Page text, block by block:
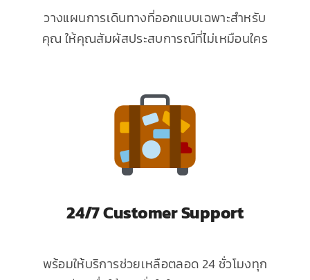
วางแผนการเดินทางที่ออกแบบเฉพาะสำหรับ
คุณ ให้คุณสัมผัสประสบการณ์ที่ไม่เหมือนใคร
24/7 Customer Support
พร้อมให้บริการช่วยเหลือตลอด 24 ชั่วโมงทุก